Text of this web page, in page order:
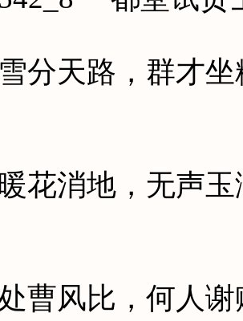
天路，群才坐
消地，无声玉
风比，何人谢